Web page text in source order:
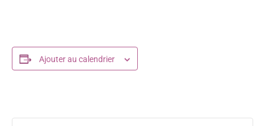
Ajouter au calendrier